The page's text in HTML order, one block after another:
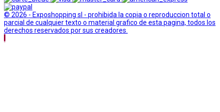
© 2026 - Exposhopping sl - prohibida la copia o reproduccion total o
parcial de cualquier texto o material grafico de esta pagina, todos los
derechos reservados por sus creadores.